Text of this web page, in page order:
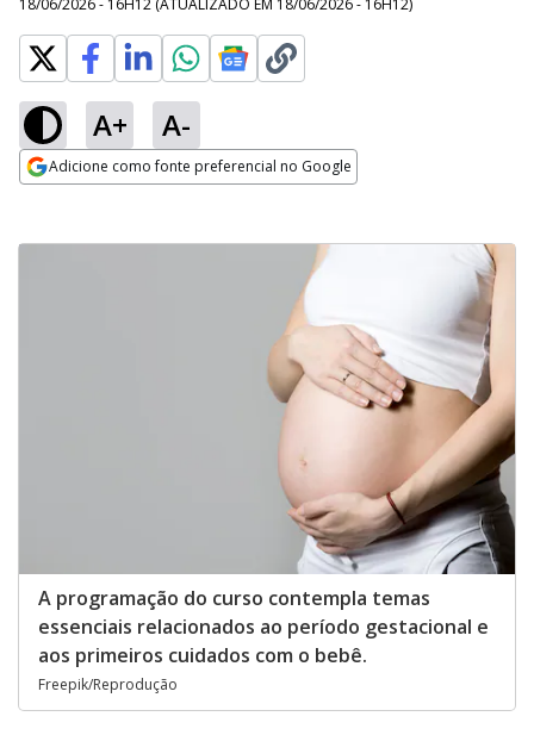
18/06/2026 - 16H12 (ATUALIZADO EM 18/06/2026 - 16H12)
A+ A-
Adicione como fonte preferencial no Google
A programação do curso contempla temas
essenciais relacionados ao período gestacional e
aos primeiros cuidados com o bebê.
Freepik/Reprodução